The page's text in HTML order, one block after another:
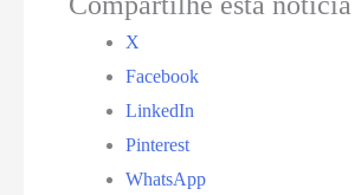
X
Facebook
LinkedIn
Pinterest
WhatsApp